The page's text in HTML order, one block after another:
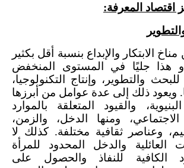
اقتصاد المعرفة:
الابتكار والإبداع بنسبة أقل بكثير
هذا جليًا في المستوى المنخفض
والتطوير، وإنتاج التكنولوجيا،
ويعود ذلك إلى عدة عوامل من أبرزها
والقيود المتعلقة بالموارد
ومنها الدخل، والزمن،
وعناصر ثقافية مختلفة. كذلك لا
العائلية والدخل المحدود للمرأة
الكافية للنفاذ والحصول على